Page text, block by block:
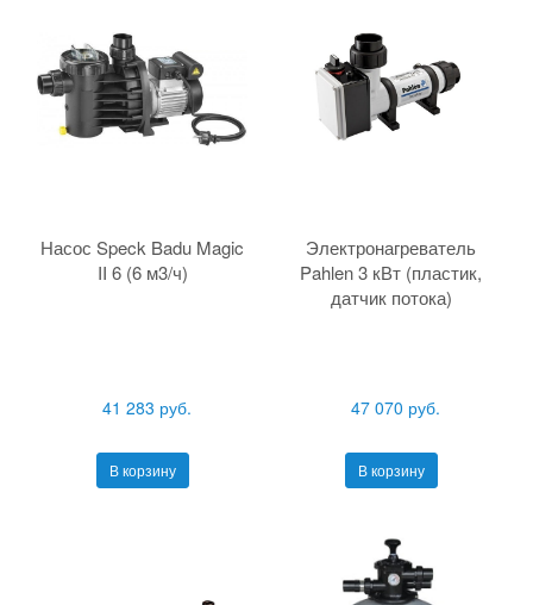
Насос Speck Badu Magic
II 6 (6 м3/ч)
41 283 руб.
В корзину
Электронагреватель
Pahlen 3 кВт (пластик,
датчик потока)
47 070 руб.
В корзину